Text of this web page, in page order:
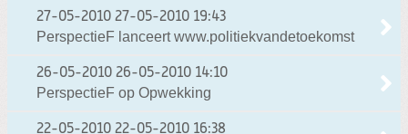
27-05-2010 27-05-2010 19:43
PerspectieF lanceert www.politiekvandetoekomst
26-05-2010 26-05-2010 14:10
PerspectieF op Opwekking
22-05-2010 22-05-2010 16:38